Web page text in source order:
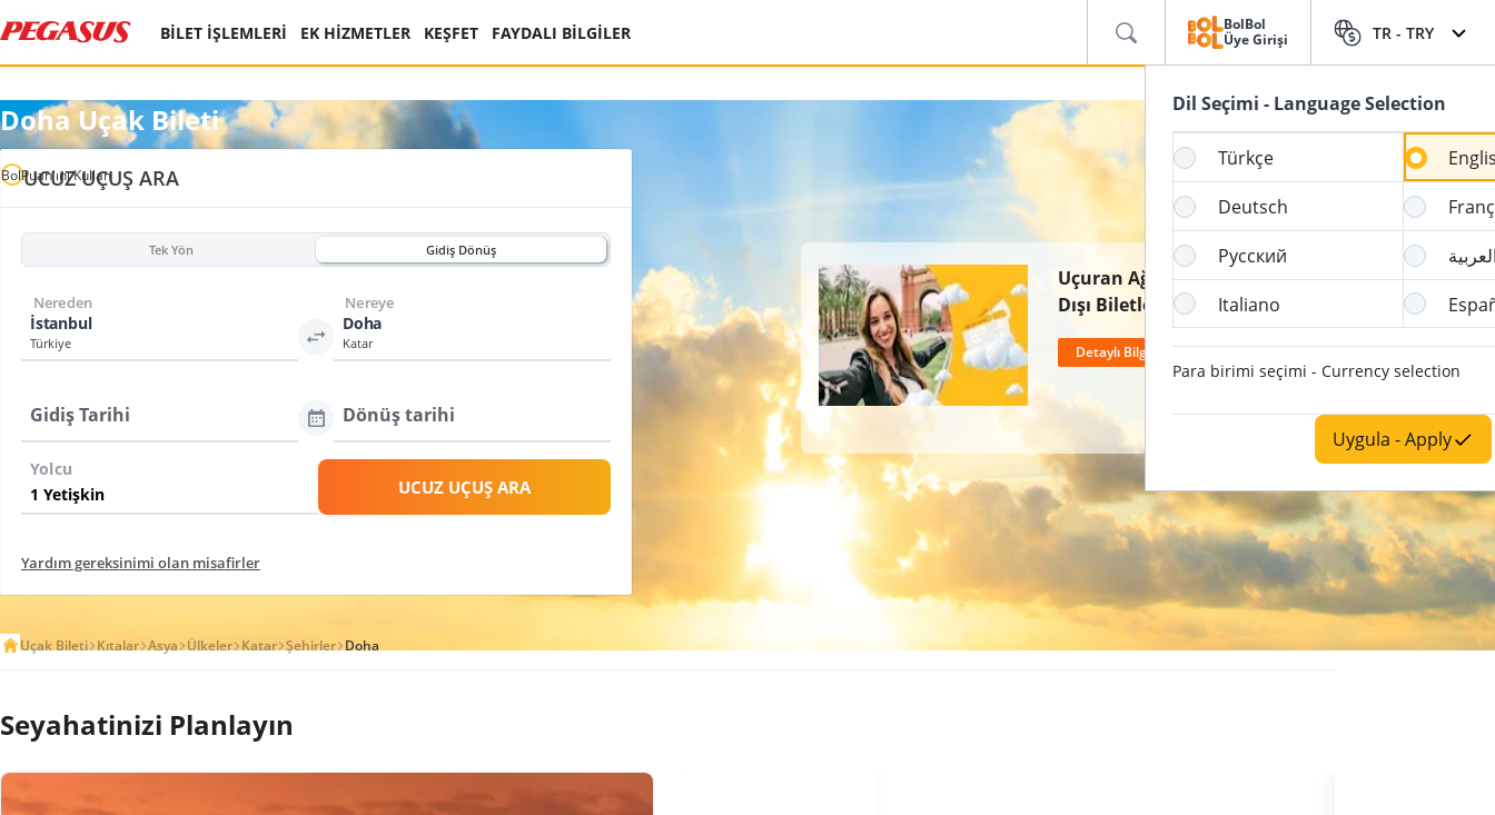
BİLET İŞLEMLERİ EK HİZMETLER KEŞFET FAYDALI BİLGİLER
BolBol
Üye Girişi
TR - TRY
Dil Seçimi - Language Selection
Türkçe
Deutsch
Русский
Italiano
Para birimi seçimi - Currency selection
Uygula - Apply
Doha Uçak Bileti
UCUZ UÇUŞ ARA
BolPuan'ını Kullan
Tek Yön Gidiş Dönüş
İstanbul
Türkiye
Nereden
Doha
Katar
Nereye
Gidiş Tarihi Dönüş tarihi
Yolcu
UCUZ UÇUŞ ARA
Yardım gereksinimi olan misafirler
Uçuran Ağustos'a Özel Yurt
Dışı Biletlerim 9€ +
Vergilerden Başlayan
Fiyatlarla
Detaylı Bilgi Al
Uçak Bileti Kıtalar Asya Ülkeler Katar Şehirler Doha
Seyahatinizi Planlayın